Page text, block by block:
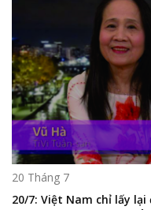
20 Tháng 7
20/7: Việt Nam chỉ lấy